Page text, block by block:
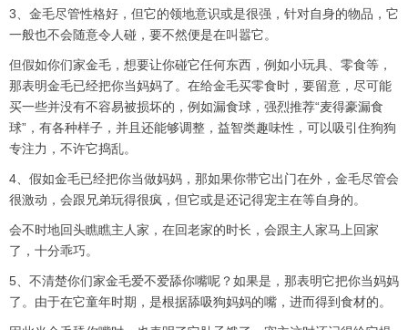
3、金毛尽管性格好，但它的领地意识或是很强，针对自身的物品，它
一般也不会随意令人碰，要不然便是在叫嚣它。
但假如你们家金毛，想要让你碰它任何东西，例如小玩具、零食等，
那表明金毛已经把你当妈妈了。在给金毛买零食时，要留意，尽可能
买一些并没有不容易被损坏的，例如漏食球，强烈推荐“麦得豪漏食
球”，有各种样子，并且还能够调整，益智类趣味性，可以吸引住狗狗
专注力，不许它捣乱。
4、假如金毛已经把你当做妈妈，那如果你带它出门在外，金毛尽管会
很激动，会跟兄弟玩得很疯，但它或是还记得宠主在等自身的。
会不时地回头瞧瞧主人家，在回老家的时长，会跟主人家马上回家
了，十分乖巧。
5、不清楚你们家金毛爱不爱舔你嘴呢？如果是，那表明它把你当妈妈
了。由于在它童年时期，是根据舔吸狗妈妈的嘴，进而得到食材的。